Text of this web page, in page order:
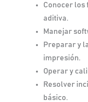
Conocer los
aditiva.
Manejar
Preparar y
impresión.
Operar y
Resolver
básico.